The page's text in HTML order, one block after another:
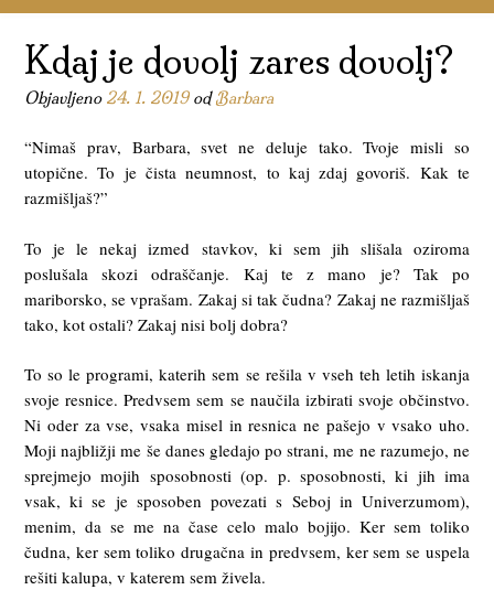
Kdaj je dovolj zares dovolj?
Objavljeno 24. 1. 2019odBarbara
“Nimaš prav, Barbara, svet ne deluje tako. Tvoje misli so
utopične. To je čista neumnost, to kaj zdaj govoriš. Kak te
razmišljaš?”
To je le nekaj izmed stavkov, ki sem jih slišala oziroma
poslušala skozi odraščanje. Kaj te z mano je? Tak po
mariborsko, se vprašam. Zakaj si tak čudna? Zakaj ne razmišljaš
tako, kot ostali? Zakaj nisi bolj dobra?
To so le programi, katerih sem se rešila v vseh teh letih iskanja
svoje resnice. Predvsem sem se naučila izbirati svoje občinstvo.
Ni oder za vse, vsaka misel in resnica ne pašejo v vsako uho.
Moji najbližji me še danes gledajo po strani, me ne razumejo, ne
sprejmejo mojih sposobnosti (op. p. sposobnosti, ki jih ima
vsak, ki se je sposoben povezati s Seboj in Univerzumom),
menim, da se me na čase celo malo bojijo. Ker sem toliko
čudna, ker sem toliko drugačna in predvsem, ker sem se uspela
rešiti kalupa, v katerem sem živela.